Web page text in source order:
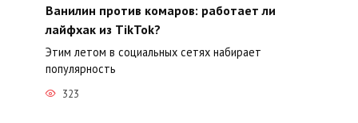
Ванилин против комаров: работает ли
лайфхак из TikTok?
Этим летом в социальных сетях набирает
популярность
323